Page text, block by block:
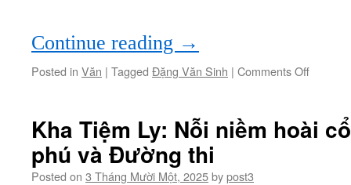
Continue reading →
Posted in Văn | Tagged Đặng Văn Sinh | Comments Offon
1)
Kha Tiệm Ly: Nỗi niềm hoài
phú và Đường thi
Posted on 3 Tháng Mười Một, 2025bypost3